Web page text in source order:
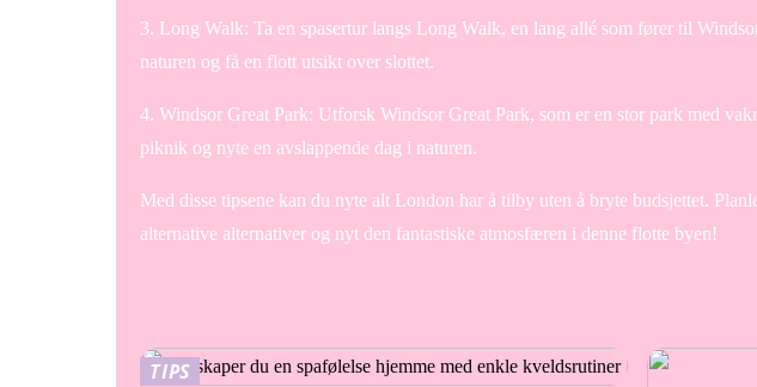
3. Long Walk: Ta en spasertur langs Long Walk, en lang allé som fører til
naturen og få en flott utsikt over slottet.
4. Windsor Great Park: Utforsk Windsor Great Park, som er en stor park med
piknik og nyte en avslappende dag i naturen.
Med disse tipsene kan du nyte alt London har å tilby uten å bryte budsjettet.
alternative alternativer og nyt den fantastiske atmosfæren i denne flotte byen!
TIPS